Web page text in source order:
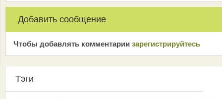
Добавить сообщение
Чтобы добавлять комментарии зарeгиcтрирyйтeсь
Тэги